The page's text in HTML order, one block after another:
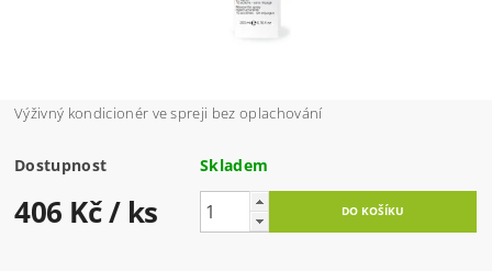
Výživný kondicionér ve spreji bez oplachování
Dostupnost Skladem
406 Kč/ ks